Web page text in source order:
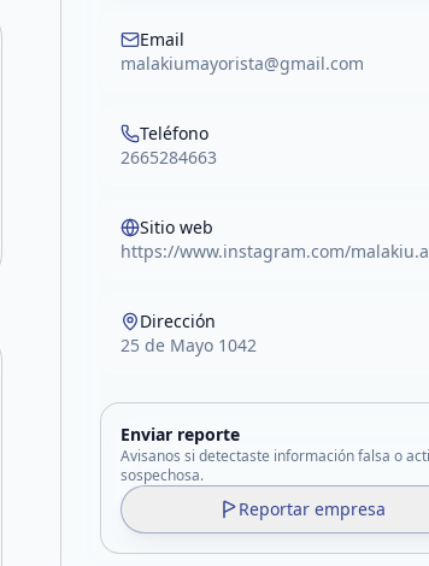
en Facebook
Email
malakiumayorista@gmail.com
Teléfono
2665284663
Sitio web
https://www.instagram.com/
Dirección
25 de Mayo 1042
Enviar reporte
Avisanos si detectaste información falsa o
sospechosa.
Reportar empresa